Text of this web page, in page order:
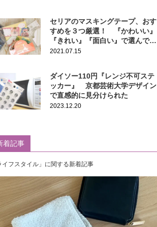
セリアのマスキングテープ、おす
すめを３つ厳選！ 『かわいい』
『きれい』『面白い』で選んでみ
た
2021.07.15
ダイソー110円『レンジ不可ステ
ッカー』 京都芸術大学デザイン
で直感的に見分けられた
2023.12.20
着記事
イフスタイル」に関する新着記事